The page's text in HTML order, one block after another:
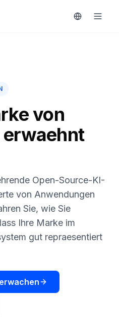
von
erwaehnt
Open-Source-KI-
von Anwendungen
Sie, wie Sie
Ihre Marke im
gut repraesentiert